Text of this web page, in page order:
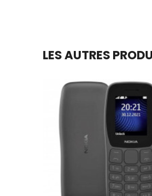
LES AUTRES